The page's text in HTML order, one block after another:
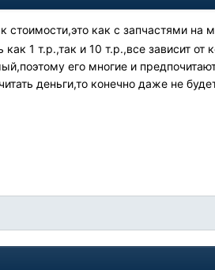
стоимости,это как с запчастями
1 т.р.,так и 10 т.р.,все зависит от
его многие и
деньги,то конечно даже не